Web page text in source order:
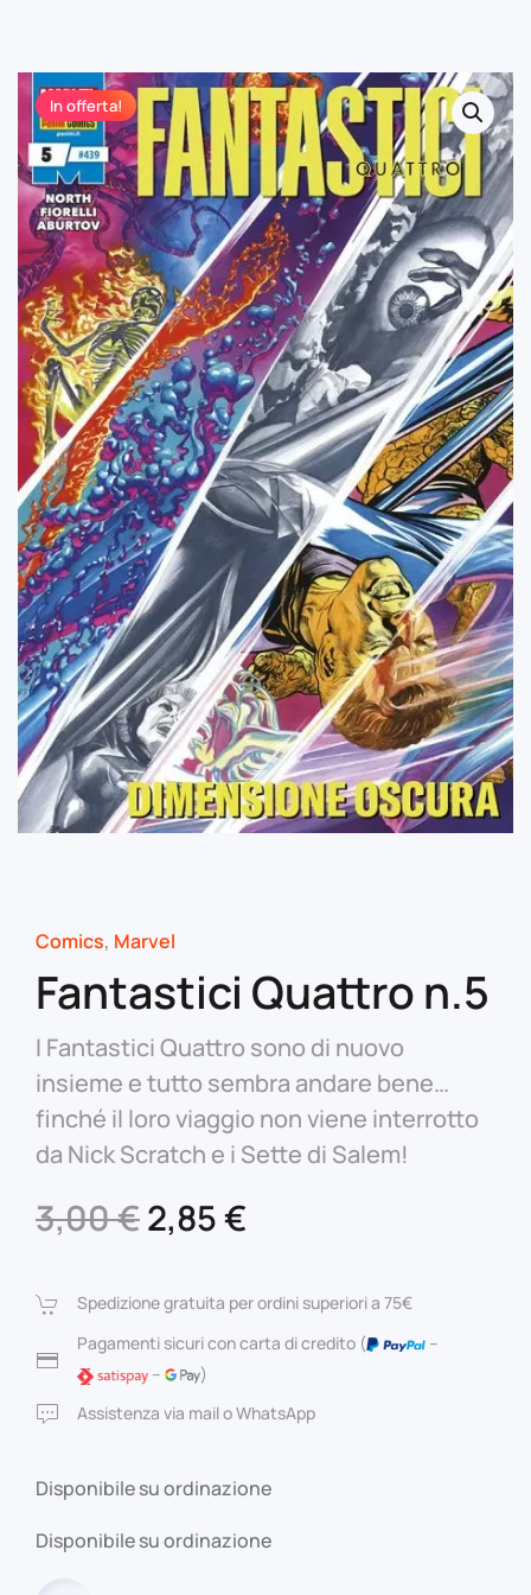
In offerta!
Comics, Marvel
Fantastici Quattro n.5
I Fantastici Quattro sono di nuovo
insieme e tutto sembra andare bene…
finché il loro viaggio non viene interrotto
da Nick Scratch e i Sette di Salem!
3,00€Il
originale
era:
3,00 €.
2,85€
attuale
è:
Spedizione gratuita per ordini superiori a 75€
Pagamenti sicuri con carta di credito (
–
–
)
Assistenza via mail o WhatsApp
Disponibile su ordinazione
Disponibile su ordinazione